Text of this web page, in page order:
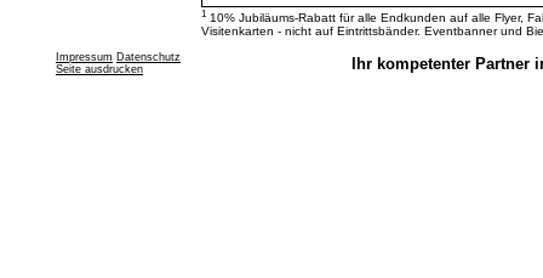
1 10% Jubiläums-Rabatt für alle Endkunden auf alle Flyer,
Visitenkarten - nicht auf Eintrittsbänder. Eventbanner und
Impressum Datenschutz
Seite ausdrucken
Ihr kompetenter